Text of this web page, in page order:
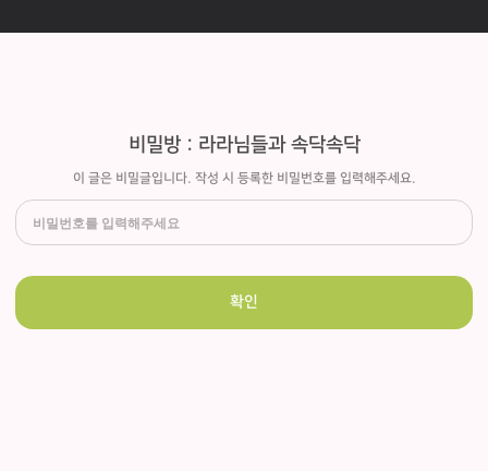
비밀방 : 라라님들과 속닥속닥
이 글은 비밀글입니다. 작성 시 등록한 비밀번호를 입력해주세요.
확인